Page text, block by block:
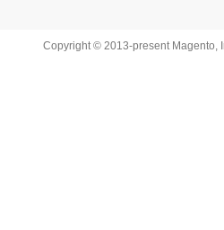
Copyright © 2013-present Magento,